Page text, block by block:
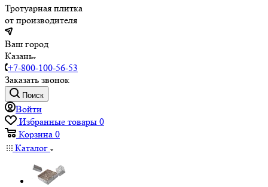
Тротуарная плитка
от производителя
Ваш город
Казань
+7-800-100-56-53
Заказать звонок
Поиск
Войти
Избранные товары 0
Корзина 0
Каталог